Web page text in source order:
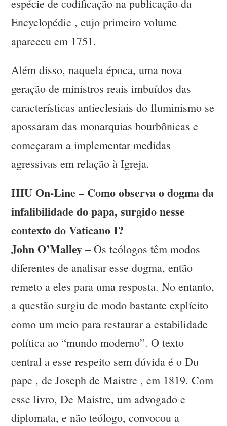
espécie de codificação na publicação da
Encyclopédie , cujo primeiro volume
apareceu em 1751.
Além disso, naquela época, uma nova
geração de ministros reais imbuídos das
características antieclesiais do Iluminismo se
apossaram das monarquias bourbônicas e
começaram a implementar medidas
agressivas em relação à Igreja.
IHU On-Line – Como observa o dogma da
infalibilidade do papa, surgido nesse
contexto do Vaticano I?
John O’Malley – Os teólogos têm modos
diferentes de analisar esse dogma, então
remeto a eles para uma resposta. No entanto,
a questão surgiu de modo bastante explícito
como um meio para restaurar a estabilidade
política ao “mundo moderno”. O texto
central a esse respeito sem dúvida é o Du
pape , de Joseph de Maistre , em 1819. Com
esse livro, De Maistre, um advogado e
diplomata, e não teólogo, convocou a